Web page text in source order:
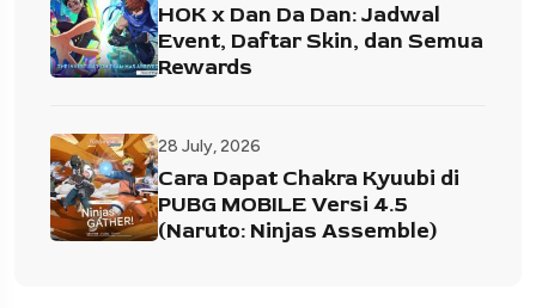
HOK x Dan Da Dan: Jadwal
Event, Daftar Skin, dan Semua
Rewards
28 July, 2026
Cara Dapat Chakra Kyuubi di
PUBG MOBILE Versi 4.5
(Naruto: Ninjas Assemble)